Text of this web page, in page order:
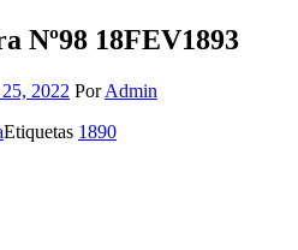
Nº98 18FEV1893
2022 PorAdmin
Etiquetas 1890